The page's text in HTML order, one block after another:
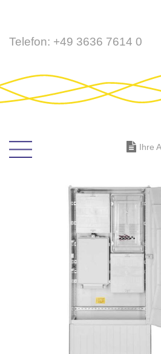
Direkt
Telefon: +49 3636 7614 0
Ihre
Bildergalerie